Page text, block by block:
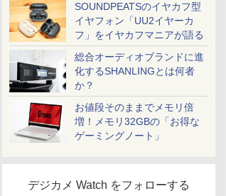
SOUNDPEATSのイヤカフ型
イヤフォン「UU2イヤーカ
フ」をイヤカフマニアが語る
総合オーディオブランドに進
化するSHANLINGとは何者
か？
お値段そのままでメモリ倍
増！メモリ32GBの「お得な
ゲーミングノート」
デジカメ Watch をフォローする